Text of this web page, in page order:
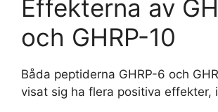
Effekterna av
och GHRP-10
Båda peptiderna GHRP-6 och
visat sig ha flera positiva effekter,